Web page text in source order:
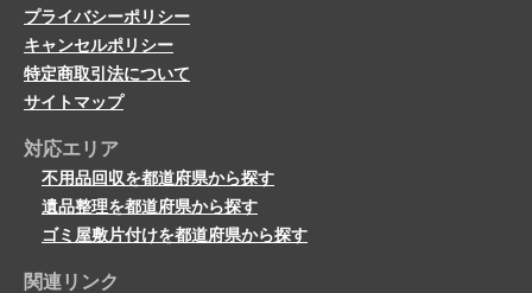
プライバシーポリシー
キャンセルポリシー
特定商取引法について
サイトマップ
対応エリア
不用品回収を都道府県から探す
遺品整理を都道府県から探す
ゴミ屋敷片付けを都道府県から探す
関連リンク